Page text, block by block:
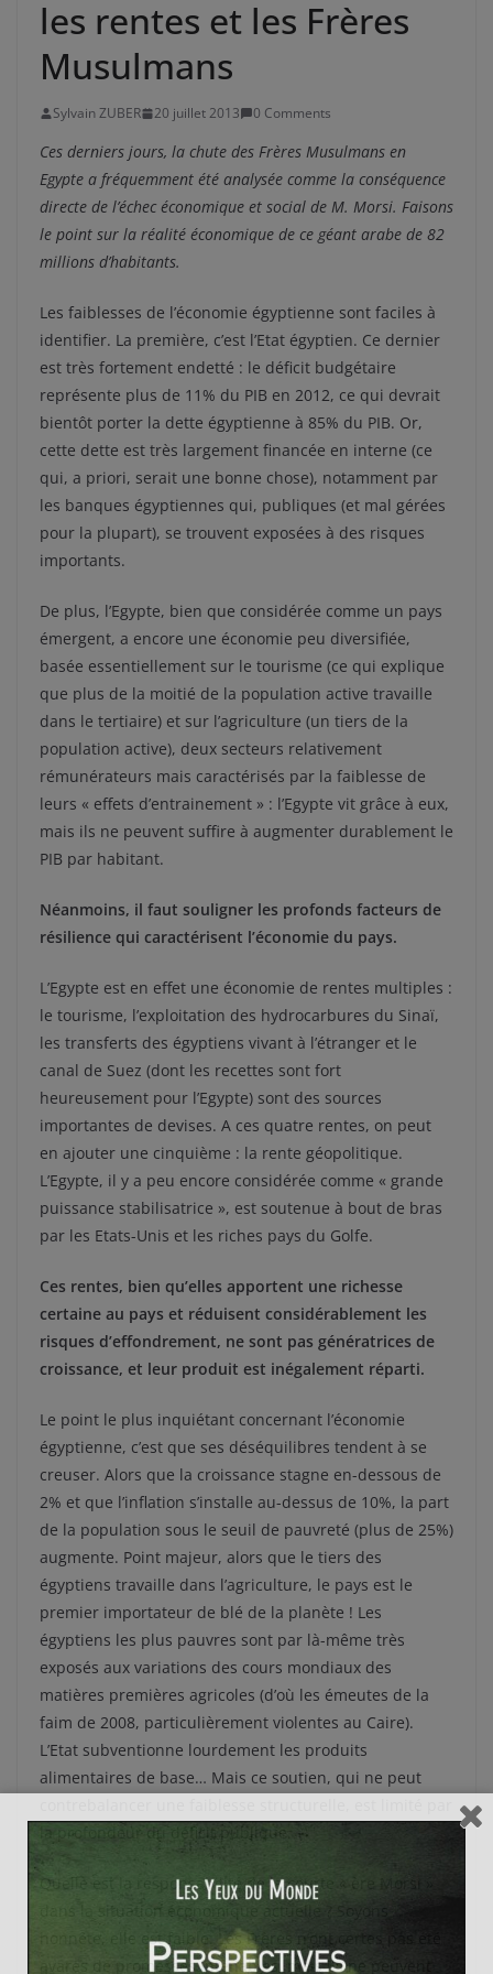
les rentes et les Frères
Musulmans
Sylvain ZUBER 20 juillet 2013 0 Comments
Ces derniers jours, la chute des Frères Musulmans en
Egypte a fréquemment été analysée comme la conséquence
directe de l’échec économique et social de M. Morsi. Faisons
le point sur la réalité économique de ce géant arabe de 82
millions d’habitants.
Les faiblesses de l’économie égyptienne sont faciles à
identifier. La première, c’est l’Etat égyptien. Ce dernier
est très fortement endetté : le déficit budgétaire
représente plus de 11% du PIB en 2012, ce qui devrait
bientôt porter la dette égyptienne à 85% du PIB. Or,
cette dette est très largement financée en interne (ce
qui, a priori, serait une bonne chose), notamment par
les banques égyptiennes qui, publiques (et mal gérées
pour la plupart), se trouvent exposées à des risques
importants.
De plus, l’Egypte, bien que considérée comme un pays
émergent, a encore une économie peu diversifiée,
basée essentiellement sur le tourisme (ce qui explique
que plus de la moitié de la population active travaille
dans le tertiaire) et sur l’agriculture (un tiers de la
population active), deux secteurs relativement
rémunérateurs mais caractérisés par la faiblesse de
leurs « effets d’entrainement » : l’Egypte vit grâce à eux,
mais ils ne peuvent suffire à augmenter durablement le
PIB par habitant.
Néanmoins, il faut souligner les profonds facteurs de
résilience qui caractérisent l’économie du pays.
L’Egypte est en effet une économie de rentes multiples :
le tourisme, l’exploitation des hydrocarbures du Sinaï,
les transferts des égyptiens vivant à l’étranger et le
canal de Suez (dont les recettes sont fort
heureusement pour l’Egypte) sont des sources
importantes de devises. A ces quatre rentes, on peut
en ajouter une cinquième : la rente géopolitique.
L’Egypte, il y a peu encore considérée comme « grande
puissance stabilisatrice », est soutenue à bout de bras
par les Etats-Unis et les riches pays du Golfe.
Ces rentes, bien qu’elles apportent une richesse
certaine au pays et réduisent considérablement les
risques d’effondrement, ne sont pas génératrices de
croissance, et leur produit est inégalement réparti.
Le point le plus inquiétant concernant l’économie
égyptienne, c’est que ses déséquilibres tendent à se
creuser. Alors que la croissance stagne en-dessous de
2% et que l’inflation s’installe au-dessus de 10%, la part
de la population sous le seuil de pauvreté (plus de 25%)
augmente. Point majeur, alors que le tiers des
égyptiens travaille dans l’agriculture, le pays est le
premier importateur de blé de la planète ! Les
égyptiens les plus pauvres sont par là-même très
exposés aux variations des cours mondiaux des
matières premières agricoles (d’où les émeutes de la
faim de 2008, particulièrement violentes au Caire).
L’Etat subventionne lourdement les produits
alimentaires de base… Mais ce soutien, qui ne peut
la profondeur du déficit publique.
Quelle est la responsabilité de la courte « ère Morsi »
dans la situation économique actuelle ? Soyons
honnête, elle est faible. Les Frères n’ont certes pas été
avares de promesses intenables, mais ils ne peuvent